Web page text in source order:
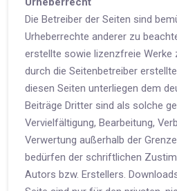
Die Betreiber der Seiten sind
Urheberrechte anderer zu
erstellte sowie lizenzfreie Werke
durch die Seitenbetreiber
diesen Seiten unterliegen dem
Beiträge Dritter sind als solche
Vervielfältigung, Bearbeitung,
Verwertung außerhalb der
bedürfen der schriftlichen
Autors bzw. Erstellers.